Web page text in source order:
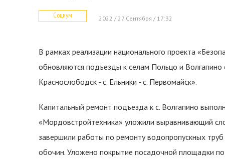
Социум 2022 / 27 Сентября / 17:32
В рамках реализации национального проекта
обновляются подъезды к селам Польцо и Волгапино
Краснослободск - с. Ельники - с. Первомайск».
Капитальный ремонт подъезда к с. Волгапино
«Мордовстройтехника» уложили выравнивающий
завершили работы по ремонту водопропускных
обочин. Уложено покрытие посадочной площадки